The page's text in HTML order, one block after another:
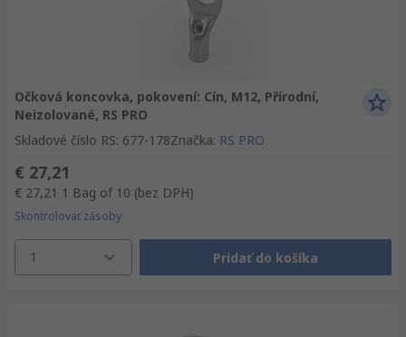
Očková koncovka, pokovení: Cín, M12, Přírodní,
Neizolované, RS PRO
Skladové číslo RS: 677-178Značka: RS PRO
€ 27,21
€ 27,21 1 Bag of 10 (bez DPH)
Skontrolovať zásoby
1 Pridať do košíka